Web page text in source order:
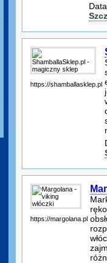
https://shamballasklep.pl
https://margolana.pl